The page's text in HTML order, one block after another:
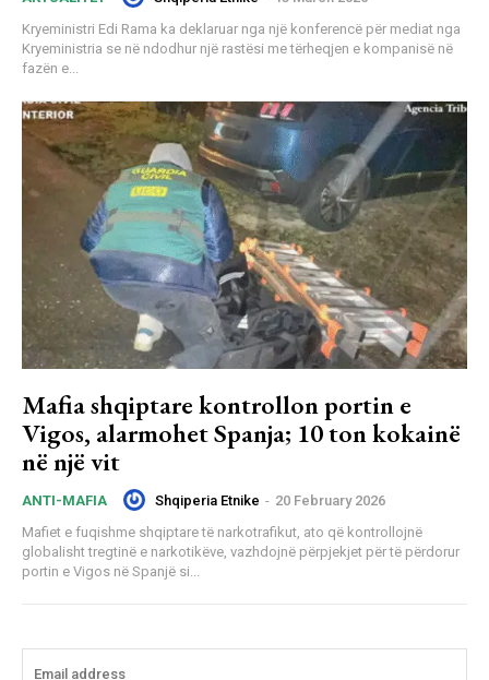
Kryeministri Edi Rama ka deklaruar nga një konferencë për mediat nga
Kryeministria se në ndodhur një rastësi me tërheqjen e kompanisë në
fazën e...
Mafia shqiptare kontrollon portin e
Vigos, alarmohet Spanja; 10 ton kokainë
në një vit
ANTI-MAFIA Shqiperia Etnike - 20 February 2026
Mafiet e fuqishme shqiptare të narkotrafikut, ato që kontrollojnë
globalisht tregtinë e narkotikëve, vazhdojnë përpjekjet për të përdorur
portin e Vigos në Spanjë si...